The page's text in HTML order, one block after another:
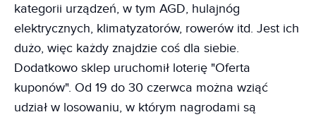
kategorii urządzeń, w tym AGD, hulajnóg
elektrycznych, klimatyzatorów, rowerów itd. Jest ich
dużo, więc każdy znajdzie coś dla siebie.
Dodatkowo sklep uruchomił loterię "Oferta
kuponów". Od 19 do 30 czerwca można wziąć
udział w losowaniu, w którym nagrodami są